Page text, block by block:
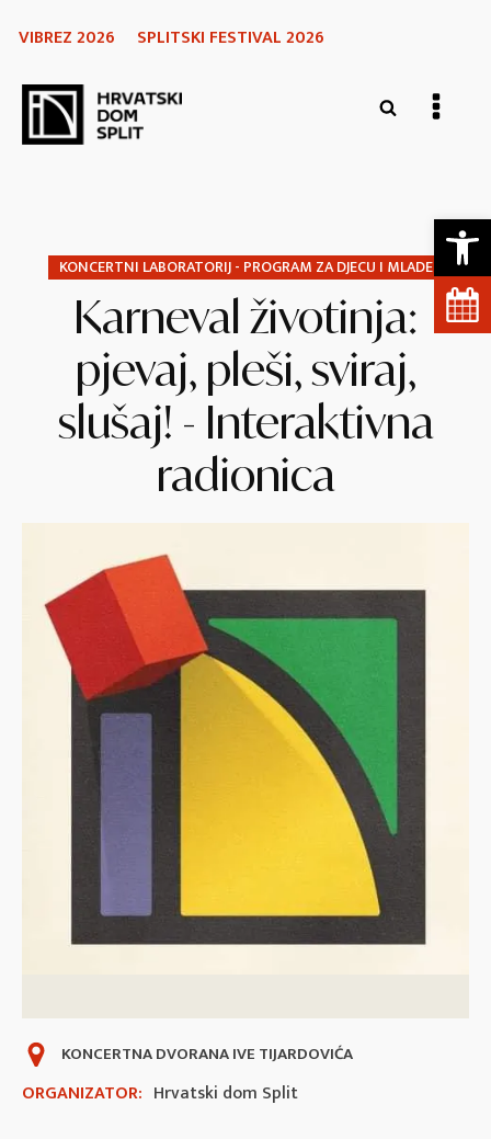
VIBREZ 2026 SPLITSKI FESTIVAL 2026
KONCERTNI LABORATORIJ - PROGRAM ZA DJECU I MLADE
Karneval životinja:
pjevaj, pleši, sviraj,
slušaj! - Interaktivna
radionica
ORGANIZATOR: Hrvatski dom Split
KONCERTNA DVORANA IVE TIJARDOVIĆA